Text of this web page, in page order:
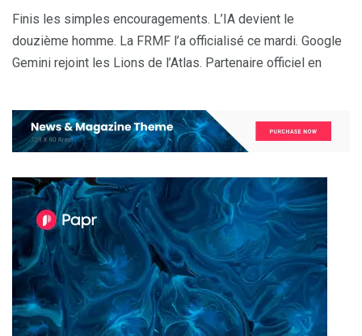
Finis les simples encouragements. L’IA devient le
douzième homme. La FRMF l’a officialisé ce mardi. Google
Gemini rejoint les Lions de l’Atlas. Partenaire officiel en